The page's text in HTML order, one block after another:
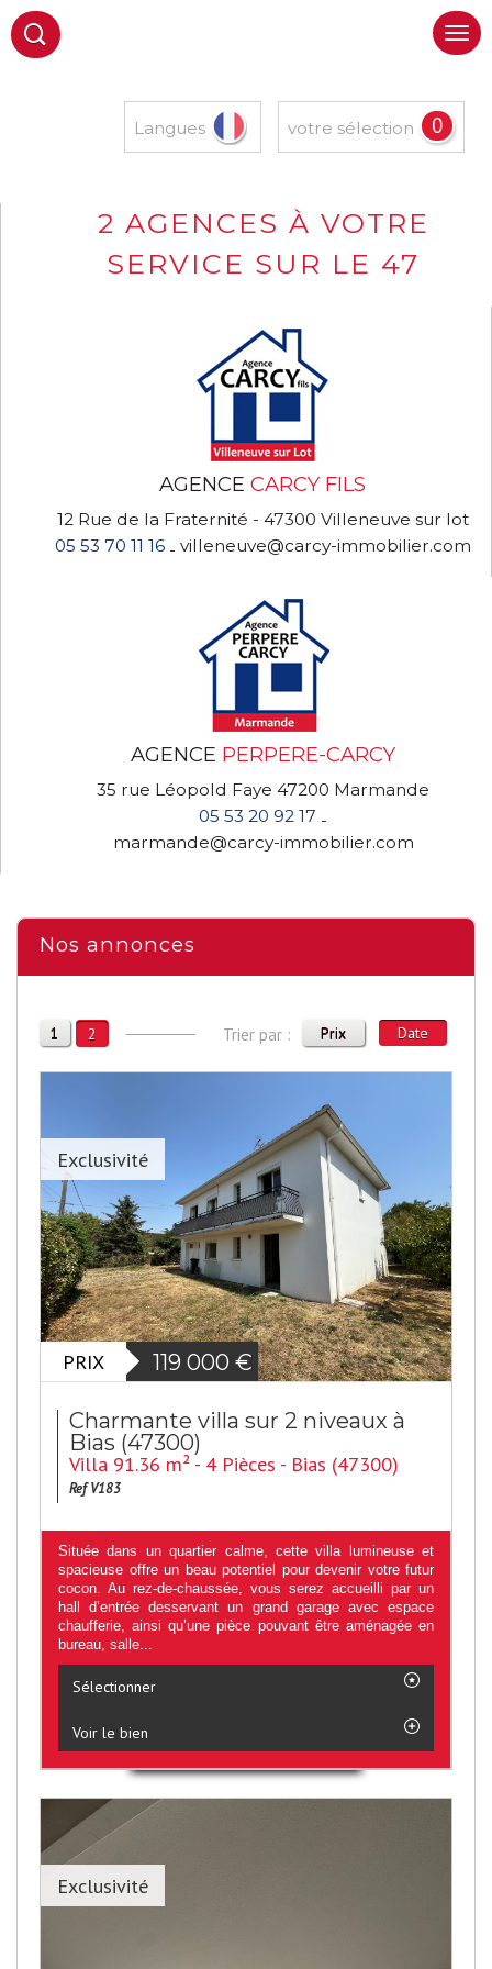
votre sélection 0
Langues
2 AGENCES À VOTRE
SERVICE SUR LE 47
AGENCE CARCY FILS
12 Rue de la Fraternité - 47300 Villeneuve sur lot
05 53 70 11 16- villeneuve@carcy-immobilier.com
AGENCE PERPERE-CARCY
35 rue Léopold Faye 47200 Marmande
05 53 20 92 17 -
marmande@carcy-immobilier.com
Nos annonces
1 2 Trier par : Prix Date
Exclusivité
PRIX 119 000 €
Charmante villa sur 2 niveaux à
Bias (47300)
Villa 91.36 m² - 4 Pièces - Bias (47300)
Ref V183
Située dans un quartier calme, cette villa lumineuse et
spacieuse offre un beau potentiel pour devenir votre futur
cocon. Au rez-de-chaussée, vous serez accueilli par un
hall d’entrée desservant un grand garage avec espace
chaufferie, ainsi qu’une pièce pouvant être aménagée en
bureau, salle...
Sélectionner
Voir le bien
Exclusivité